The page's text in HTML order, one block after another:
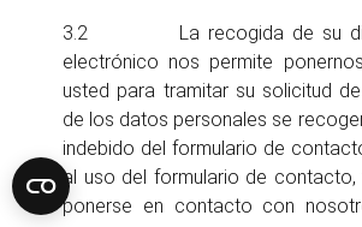
3.2 La recogida de su
electrónico nos permite
usted para tramitar su solicitud
de los datos personales se
indebido del formulario de
al uso del formulario de contacto,
ponerse en contacto con